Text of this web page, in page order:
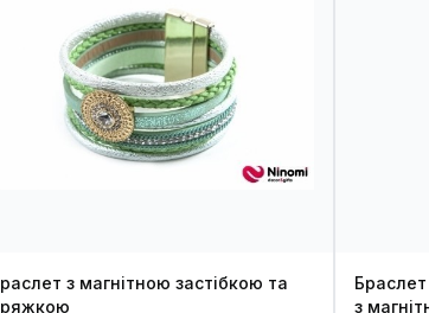
з магнітною застібкою та
Браслет
з